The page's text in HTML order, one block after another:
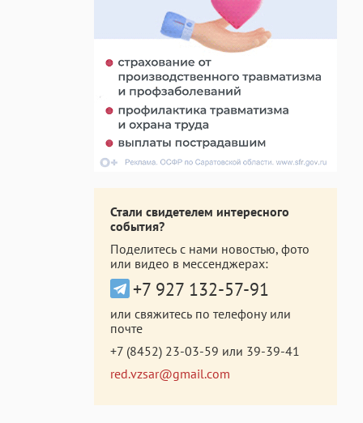
Стали свидетелем интересного
события?
Поделитесь с нами новостью, фото
или видео в мессенджерах:
+7 927 132-57-91
или свяжитесь по телефону или
почте
+7 (8452) 23-03-59 или 39-39-41
red.vzsar@gmail.com